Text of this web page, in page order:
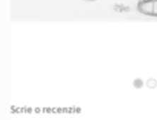
to
Scrie o recenzie